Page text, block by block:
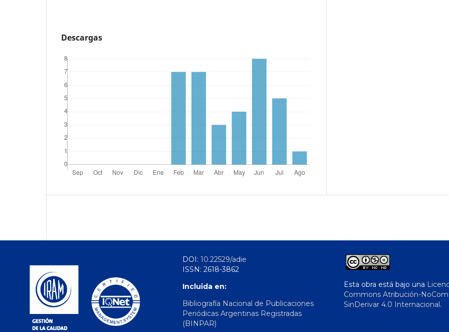
Descargas
DOI: 10.22529/adie
ISSN: 2618-3862
Incluida en:
Bibliografía Nacional de Publicaciones
Periódicas Argentinas Registradas
(BINPAR)
Esta obra está bajo una
Commons Atribución-
SinDerivar 4.0 Internacional.